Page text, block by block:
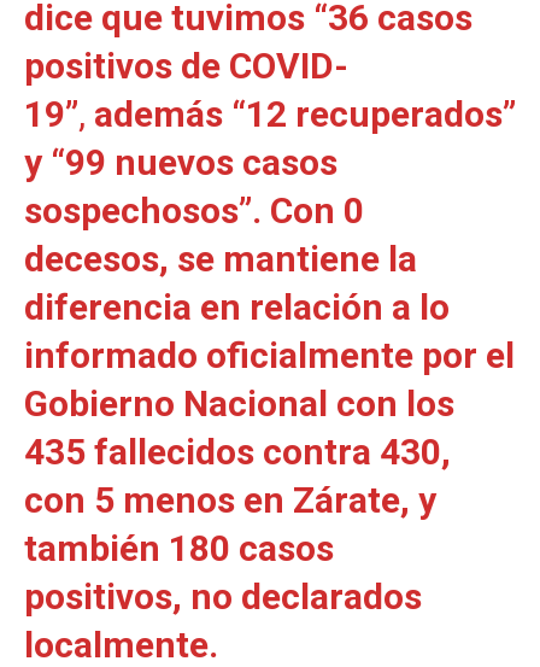
dice que tuvimos “36 casos
positivos de COVID-
19”, además “12 recuperados”
y “99 nuevos casos
sospechosos”. Con 0
decesos, se mantiene la
diferencia en relación a lo
informado oficialmente por el
Gobierno Nacional con los
435 fallecidos contra 430,
con 5 menos en Zárate, y
también 180 casos
positivos, no declarados
localmente.